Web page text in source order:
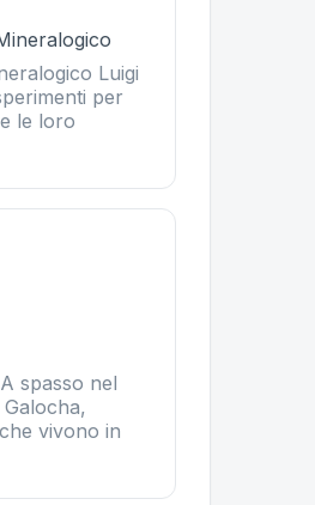
Luigi
per
le loro
spasso nel
vivono in